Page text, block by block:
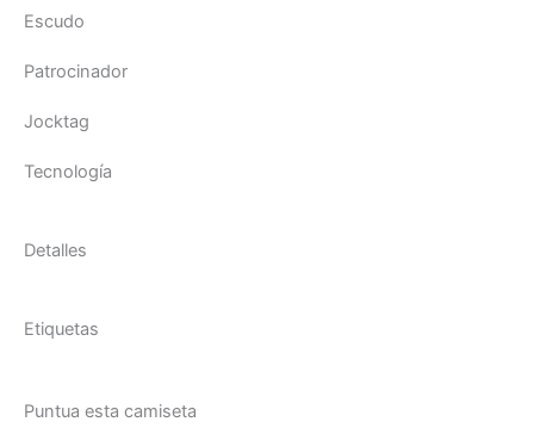
Escudo
Patrocinador
Jocktag
Tecnología
Detalles
Etiquetas
Puntua esta camiseta